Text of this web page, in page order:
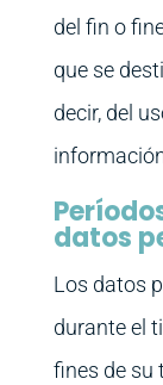
del fin o
que se
decir, del
datos
Los datos
durante el
fines de su